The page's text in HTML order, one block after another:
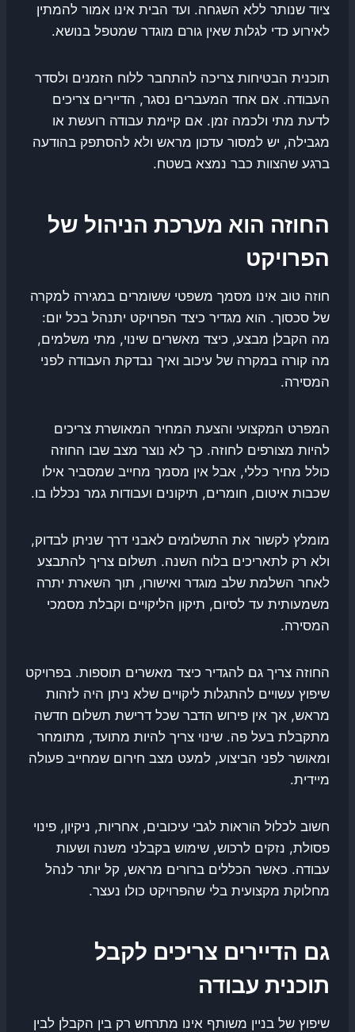
ציוד שנותר ללא השגחה. ועד הבית אינו אמור להמתין
לאירוע כדי לגלות שאין גורם מוגדר שמטפל בנושא.
תוכנית הבטיחות צריכה להתחבר ללוח הזמנים ולסדר
העבודה. אם אחד המעברים נסגר, הדיירים צריכים
לדעת מתי ולכמה זמן. אם קיימת עבודה רועשת או
מגבילה, יש למסור עדכון מראש ולא להסתפק בהודעה
ברגע שהצוות כבר נמצא בשטח.
החוזה הוא מערכת הניהול של
הפרויקט
חוזה טוב אינו מסמך משפטי ששומרים במגירה למקרה
של סכסוך. הוא מגדיר כיצד הפרויקט יתנהל בכל יום:
מה הקבלן מבצע, כיצד מאשרים שינוי, מתי משלמים,
מה קורה במקרה של עיכוב ואיך נבדקת העבודה לפני
המסירה.
המפרט המקצועי והצעת המחיר המאושרת צריכים
להיות מצורפים לחוזה. כך לא נוצר מצב שבו החוזה
כולל מחיר כללי, אבל אין מסמך מחייב שמסביר אילו
שכבות איטום, חומרים, תיקונים ועבודות גמר נכללו בו.
מומלץ לקשור את התשלומים לאבני דרך שניתן לבדוק,
ולא רק לתאריכים בלוח השנה. תשלום צריך להתבצע
לאחר השלמת שלב מוגדר ואישורו, תוך השארת יתרה
משמעותית עד לסיום, תיקון הליקויים וקבלת מסמכי
המסירה.
החוזה צריך גם להגדיר כיצד מאשרים תוספות. בפרויקט
שיפוץ עשויים להתגלות ליקויים שלא ניתן היה לזהות
מראש, אך אין פירוש הדבר שכל דרישת תשלום חדשה
מתקבלת בעל פה. שינוי צריך להיות מתועד, מתומחר
ומאושר לפני הביצוע, למעט מצב חירום שמחייב פעולה
מיידית.
חשוב לכלול הוראות לגבי עיכובים, אחריות, ניקיון, פינוי
פסולת, נזקים לרכוש, שימוש בקבלני משנה ושעות
עבודה. כאשר הכללים ברורים מראש, קל יותר לנהל
מחלוקת מקצועית בלי שהפרויקט כולו נעצר.
גם הדיירים צריכים לקבל
תוכנית עבודה
שיפוץ של בניין משותף אינו מתרחש רק בין הקבלן לבין